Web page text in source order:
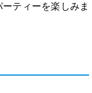
ティーを楽しみま